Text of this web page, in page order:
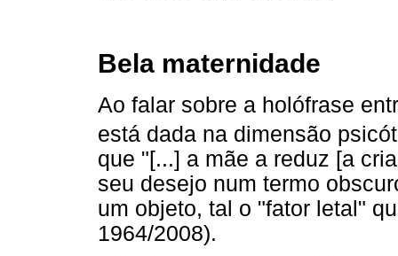
Bela maternidade
Ao falar sobre a holófrase
está dada na dimensão
que "[...] a mãe a reduz [a
seu desejo num termo
um objeto, tal o "fator letal"
1964/2008).